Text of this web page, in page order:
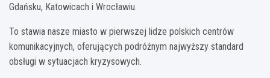
Gdańsku, Katowicach i Wrocławiu.
To stawia nasze miasto w pierwszej lidze polskich centrów
komunikacyjnych, oferujących podróżnym najwyższy standard
obsługi w sytuacjach kryzysowych.